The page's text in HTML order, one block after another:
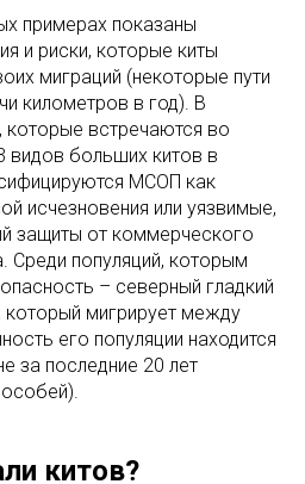
примерах показаны
и риски, которые киты
миграций (некоторые пути
километров в год). В
которые встречаются во
видов больших китов в
МСОП как
исчезновения или уязвимые,
защиты от коммерческого
Среди популяций, которым
– северный гладкий
который мигрирует между
его популяции находится
за последние 20 лет
китов?